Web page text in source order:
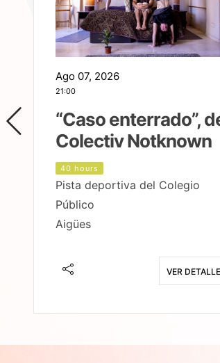
Ago 07, 2026
21:00
“Caso enterrado”,
Colectiv Notknown
40 hours
Pista deportiva del Colegio
Público
Aigües
VER DETALLE